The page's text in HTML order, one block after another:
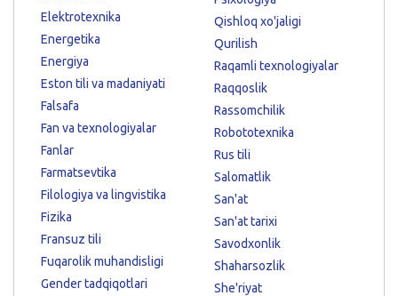
Elektrotexnika
Energetika
Energiya
Eston tili va madaniyati
Falsafa
Fan va texnologiyalar
Fanlar
Farmatsevtika
Filologiya va lingvistika
Fizika
Fransuz tili
Fuqarolik muhandisligi
Gender tadqiqotlari
Qishloq xo'jaligi
Qurilish
Raqamli texnologiyalar
Raqqoslik
Rassomchilik
Robototexnika
Rus tili
Salomatlik
San'at
San'at tarixi
Savodxonlik
Shaharsozlik
She'riyat